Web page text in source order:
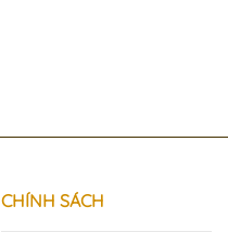
CHÍNH SÁCH